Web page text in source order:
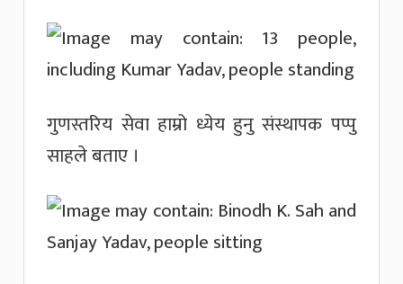
गुणस्तरिय सेवा हाम्रो ध्येय हुनु संस्थापक पप्पु
साहले बताए ।